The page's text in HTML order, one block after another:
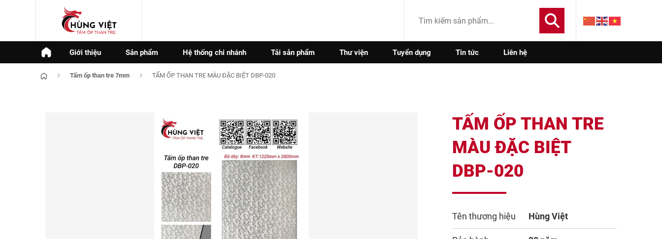
Giới thiệu Sản phẩm Hệ thống chi nhánh Tải sản phẩm Thư viện Tuyển dụng Tin tức Liên hệ
Tấm ốp than tre 7mm TẤM ỐP THAN TRE MÀU ĐẶC BIỆT DBP-020
TẤM ỐP THAN TRE
MÀU ĐẶC BIỆT
DBP-020
Tên thương hiệu Hùng Việt